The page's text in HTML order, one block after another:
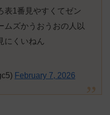
表1番見やすくてゼン
ムズかうおうおの人以
にくいねん
February 7, 2026